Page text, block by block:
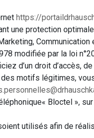
https://
une protection
Communication
modifiée par la loi
d’un droit d’accès,
motifs légitimes,
Bloctel »,
utilisés afin de